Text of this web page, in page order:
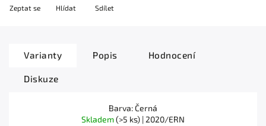
Zeptat se Hlídat Sdílet
Varianty Popis Hodnocení
Diskuze
Barva: Černá
Skladem(>5 ks) | 2020/ERN